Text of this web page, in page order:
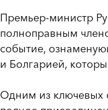
Премьер-министр
полноправным
событие,
и Болгарией,
Одним из ключевых